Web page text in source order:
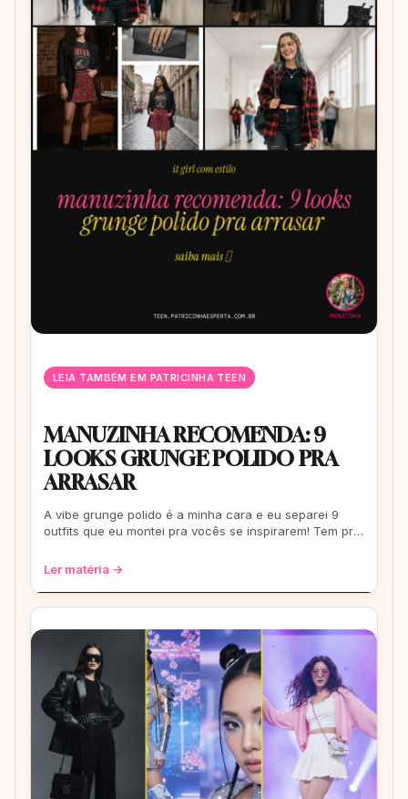
LEIA TAMBÉM EM PATRICINHA TEEN
MANUZINHA RECOMENDA: 9
LOOKS GRUNGE POLIDO PRA
ARRASAR
A vibe grunge polido é a minha cara e eu separei 9
outfits que eu montei pra vocês se inspirarem! Tem pra
Ler matéria →